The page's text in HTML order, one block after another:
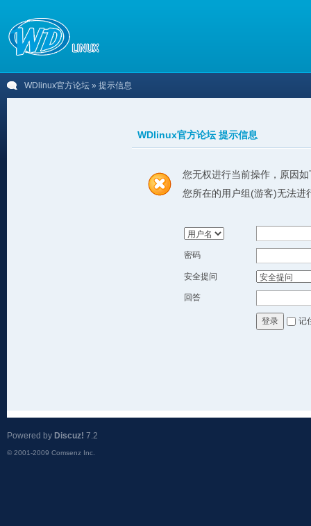
WDlinux官方论坛 » 提示信息
WDlinux官方论坛 提示信息
您无权进行当前操作，原因如
您所在的用户组(游客)无法进
密码
安全提问
回答
登录 记
Powered by Discuz! 7.2
© 2001-2009 Comsenz Inc.